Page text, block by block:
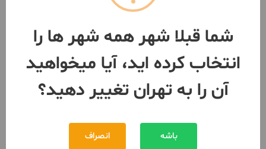
تهران
مبلغ
200,000,000,000 تومان
بیش از 12 ماه پیش 091239***11
شما قبلا شهر همه شهر ها را
انتخاب کرده اید، آیا میخواهید
آن را به تهران تغییر دهید؟
باشه انصراف